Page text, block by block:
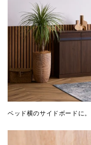
ベッド横のサイドボードに。